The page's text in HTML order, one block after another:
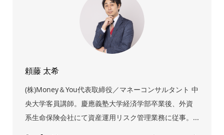
頼藤 太希
(株)Money＆You代表取締役／マネーコンサルタント 中
央大学客員講師。慶應義塾大学経済学部卒業後、外資
系生命保険会社にて資産運用リスク管理業務に従事。...